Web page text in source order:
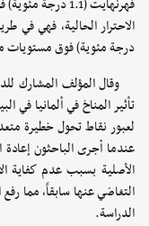
فهرنهايت (1.1
درجة مئوية) فوق مستويات
وقال المؤلف المشارك
تأثير المناخ في ألمانيا في
لعبور نقاط تحول خطيرة
عندما أجرى الباحثون إعادة
الأصلية بسبب عدم كفاية
الدراسة.